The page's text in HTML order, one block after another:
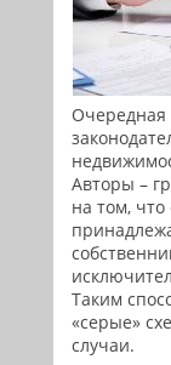
Авторы –
на том,
Таким
«серые»
случаи.